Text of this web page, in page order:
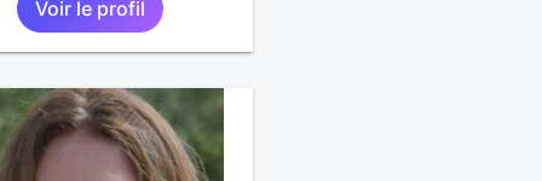
je souhaite
sur Montreuil et
alentours, pourquoi pas.
Voir le profil